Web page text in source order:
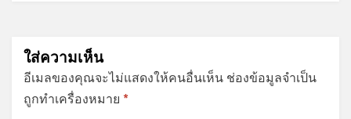
ใส่ความเห็น
อีเมลของคุณจะไม่แสดงให้คนอื่นเห็น ช่องข้อมูลจำเป็น
ถูกทำเครื่องหมาย *